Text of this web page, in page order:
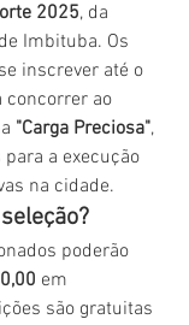
2025, da
Imbituba. Os
inscrever até o
concorrer ao
"Carga Preciosa",
a execução
na cidade.
poderão
em
são gratuitas